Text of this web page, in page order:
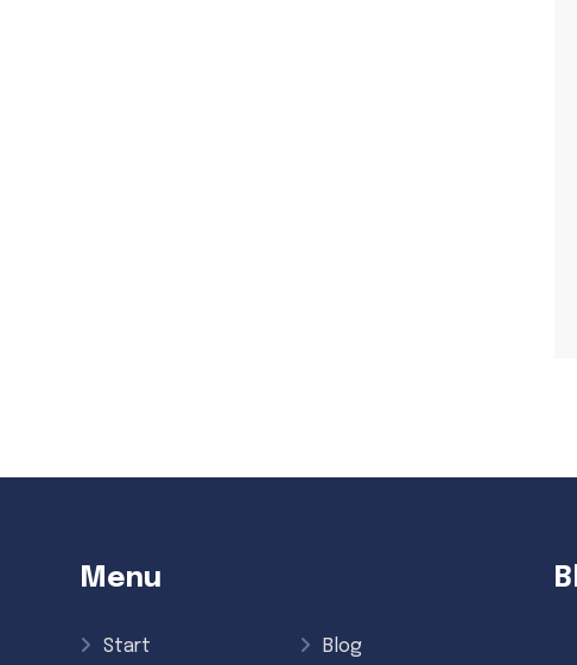
Menu
Start Blog